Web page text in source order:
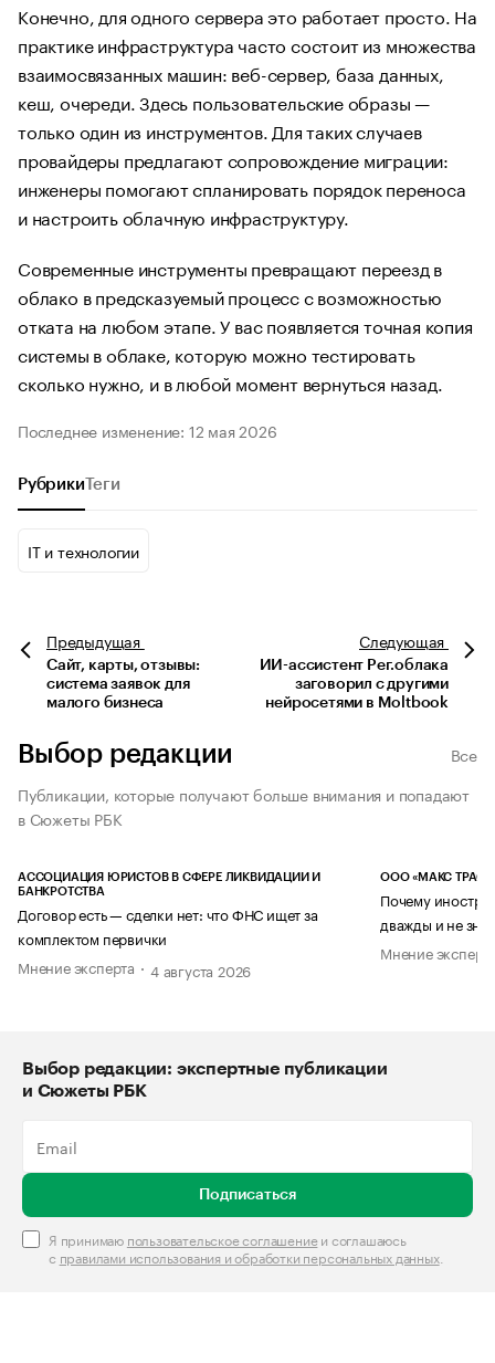
Конечно, для одного сервера это работает просто. На
практике инфраструктура часто состоит из множества
взаимосвязанных машин: веб-сервер, база данных,
кеш, очереди. Здесь пользовательские образы —
только один из инструментов. Для таких случаев
провайдеры предлагают сопровождение миграции:
инженеры помогают спланировать порядок переноса
и настроить облачную инфраструктуру.
Современные инструменты превращают переезд в
облако в предсказуемый процесс с возможностью
отката на любом этапе. У вас появляется точная копия
системы в облаке, которую можно тестировать
сколько нужно, и в любой момент вернуться назад.
Последнее изменение: 12 мая 2026
Рубрики Теги
IT и технологии
Предыдущая
Сайт, карты, отзывы:
система заявок для
малого бизнеса
Следующая
ИИ-ассистент Рег.облака
заговорил с другими
нейросетями в Moltbook
Выбор редакции
Все
Публикации, которые получают больше внимания и попадают
в Сюжеты РБК
АССОЦИАЦИЯ ЮРИСТОВ В СФЕРЕ ЛИКВИДАЦИИ И
БАНКРОТСТВА
Договор есть — сделки нет: что ФНС ищет за
комплектом первички
Мнение эксперта
4 августа 2026
ООО «МАКС ТРАСТ»
Почему
дважды и не
Мнение
Выбор редакции: экспертные публикации
и Сюжеты РБК
Подписаться
Я принимаю пользовательское соглашениеи соглашаюсь
с правилами использования и обработки персональных данных.